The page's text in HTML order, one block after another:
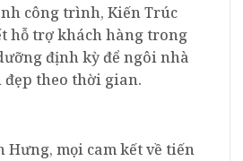
công trình, Kiến Trúc
hỗ trợ khách hàng trong
định kỳ để ngôi nhà
đẹp theo thời gian.
Hưng, mọi cam kết về tiến